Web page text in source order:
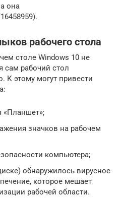
она
рабочего стола
столе Windows 10 не
сам рабочий стол
К этому могут привести
«Планшет»;
значков на рабочем
компьютера;
обнаружилось вирусное
которое мешает
рабочей области.